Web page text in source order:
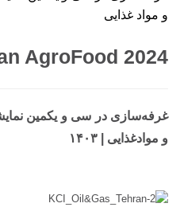
و مواد غذایی
AgroFood 2024
غرفه‌سازی در سی و یکمین
و موادغذایی | ۱۴۰۳